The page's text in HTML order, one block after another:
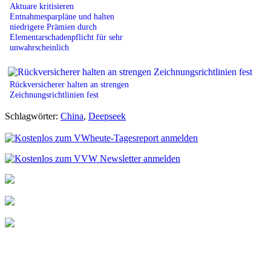
Aktuare kritisieren
Entnahmesparpläne und halten
niedrigere Prämien durch
Elementarschadenpflicht für sehr
unwahrscheinlich
Rückversicherer halten an strengen
Zeichnungsrichtlinien fest
Schlagwörter: China, Deepseek